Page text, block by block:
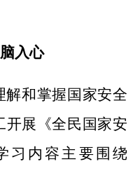
入心
解和掌握国家安全
开展《全民国家安
习内容主要围绕